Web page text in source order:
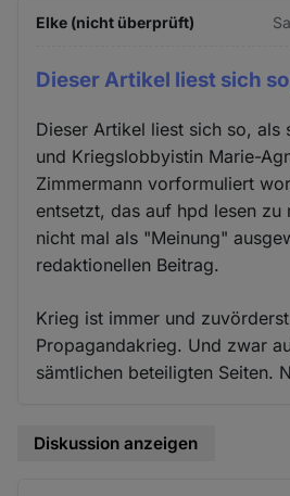
Elke (nicht überprüft)
Dieser Artikel liest sich
Dieser Artikel liest sich so, als
und Kriegslobbyistin Marie-
Zimmermann vorformuliert
entsetzt, das auf hpd lesen zu
nicht mal als "Meinung"
redaktionellen Beitrag.
Krieg ist immer und
Propagandakrieg. Und zwar
sämtlichen beteiligten Seiten.
Diskussion anzeigen